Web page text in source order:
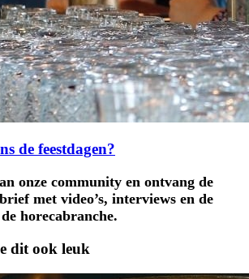
de feestdagen?
onze community en ontvang de
met video’s, interviews en de
horecabranche.
dit ook leuk